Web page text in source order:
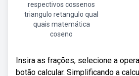
respectivos cossenos
triangulo retangulo qual
quais matemática
coseno
Insira as frações, selecione a
botão calcular. Simplificando a